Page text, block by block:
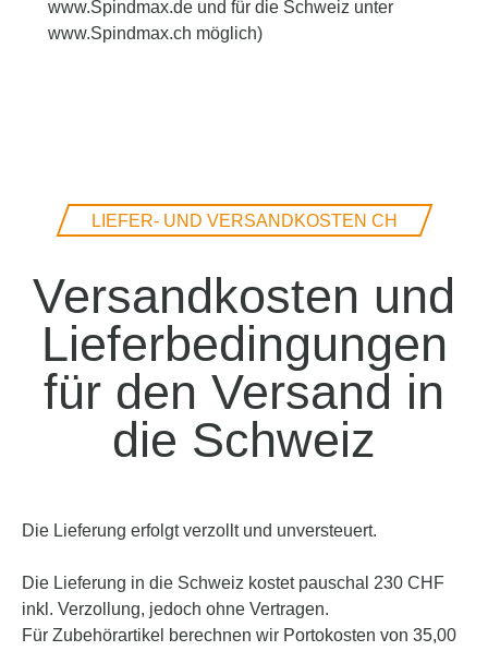
www.Spindmax.de und für die Schweiz unter
www.Spindmax.ch möglich)
LIEFER- UND VERSANDKOSTEN CH
Versandkosten und
Lieferbedingungen
für den Versand in
die Schweiz
Die Lieferung erfolgt verzollt und unversteuert.
Die Lieferung in die Schweiz kostet pauschal 230 CHF
inkl. Verzollung, jedoch ohne Vertragen.
Für Zubehörartikel berechnen wir Portokosten von 35,00